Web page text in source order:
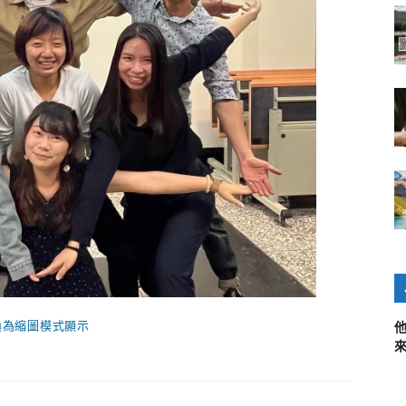
縮圖模式顯示